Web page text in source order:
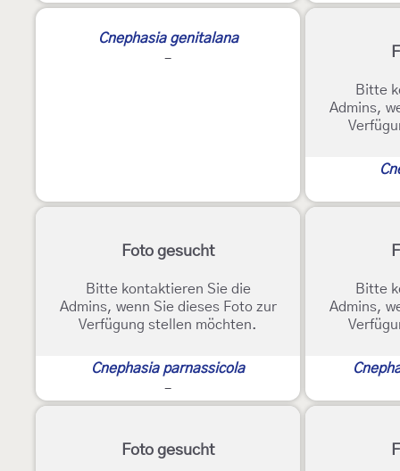
Cnephasia genitalana
-
Bitte
Admins,
Foto gesucht
Bitte kontaktieren Sie die
Admins, wenn Sie dieses Foto zur
Verfügung stellen möchten.
Cnephasia parnassicola
-
Bitte
Admins,
Foto gesucht